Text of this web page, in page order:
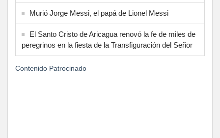
Murió Jorge Messi, el papá de Lionel Messi
El Santo Cristo de Aricagua renovó la fe de miles de
peregrinos en la fiesta de la Transfiguración del Señor
Contenido Patrocinado